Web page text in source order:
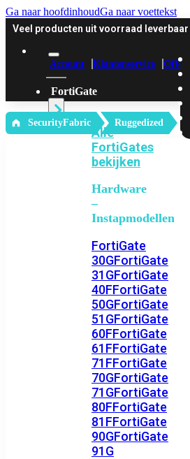
Ga naar hoofdinhoudGa naar voettekst
Veel producten uit voorraad leverbaar
Account Klantenservice Offerte
FortiGate
Alle
FortiGates
bekijken
Hardware
–
Instapmodellen
FortiGate
30GFortiGate
31GFortiGate
40FFortiGate
50GFortiGate
51GFortiGate
60FFortiGate
61FFortiGate
71FFortiGate
70GFortiGate
71GFortiGate
80FFortiGate
81FFortiGate
90GFortiGate
91G
‎ SecurityFabric Ruggedized